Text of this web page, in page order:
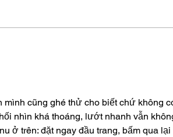
cũng ghé thử cho biết chứ không
nhìn khá thoáng, lướt nhanh vẫn
ở trên: đặt ngay đầu trang, bấm qua lại